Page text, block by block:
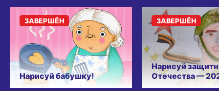
Нарисуй бабушку!
ЗАВЕРШЁН
Нарисуй
Отечества —
ЗАВЕРШЁН